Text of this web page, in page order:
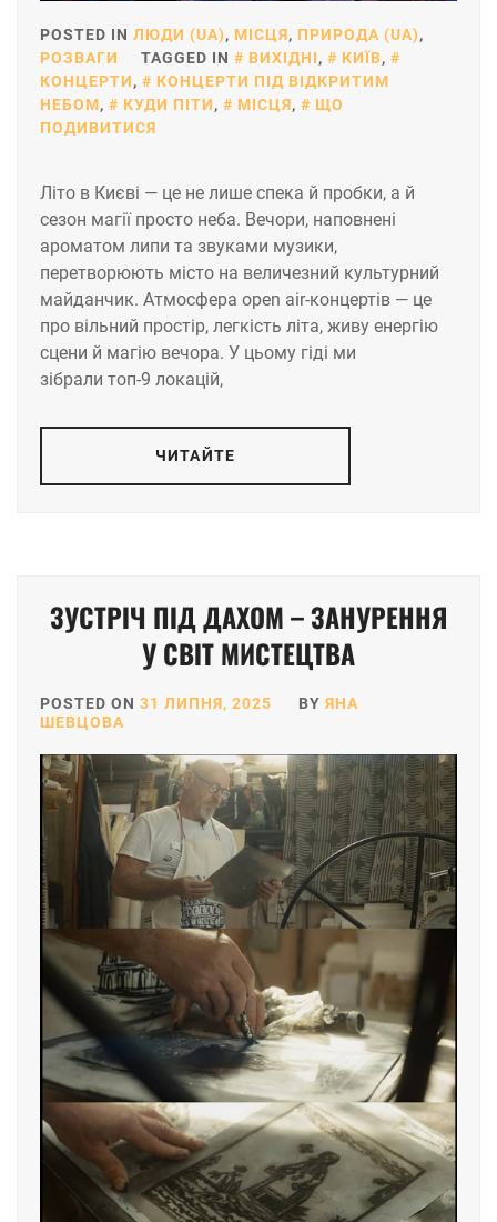
POSTED IN ЛЮДИ (UA), МІСЦЯ, ПРИРОДА (UA),
РОЗВАГИ
TAGGED IN ВИХІДНІ, КИЇВ,
КОНЦЕРТИ,
КОНЦЕРТИ ПІД ВІДКРИТИМ
НЕБОМ, КУДИ ПІТИ, МІСЦЯ,
ЩО
ПОДИВИТИСЯ
Літо в Києві — це не лише спека й пробки, а й
сезон магії просто неба. Вечори, наповнені
ароматом липи та звуками музики,
перетворюють місто на величезний культурний
майданчик. Атмосфера open air-концертів — це
про вільний простір, легкість літа, живу енергію
сцени й магію вечора. У цьому гіді ми
зібрали топ-9 локацій,
ЧИТАЙТЕ
ЗУСТРІЧ ПІД ДАХОМ – ЗАНУРЕННЯ
У СВІТ МИСТЕЦТВА
POSTED ON 31 ЛИПНЯ, 2025 BY ЯНА
ШЕВЦОВА